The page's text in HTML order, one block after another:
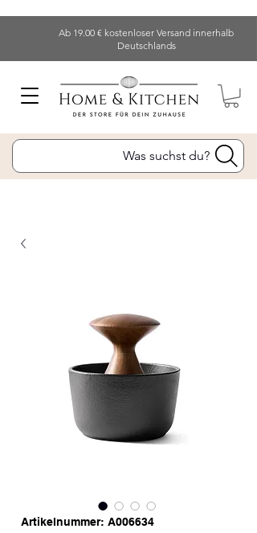
Ab 19.00 € kostenloser Versand innerhalb
Deutschlands
Was suchst du?
Artikelnummer: A006634